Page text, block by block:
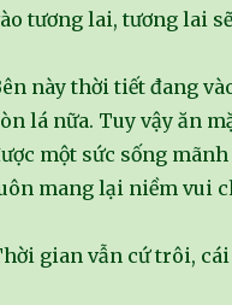
tương lai, tương lai
này thời tiết đang
lá nữa. Tuy vậy ăn
một sức sống
mang lại niềm vui
gian vẫn cứ trôi, cái